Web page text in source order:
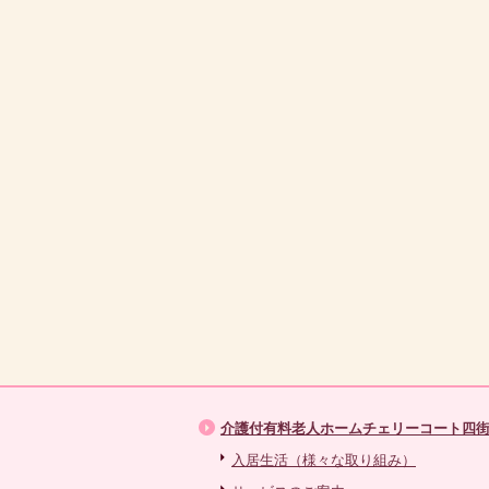
介護付有料老人ホームチェリーコート四
入居生活（様々な取り組み）